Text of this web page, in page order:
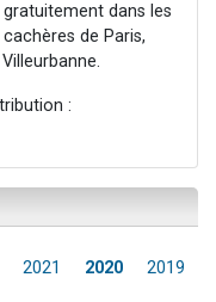
dans les
de Paris,
:
2021 2020 2019